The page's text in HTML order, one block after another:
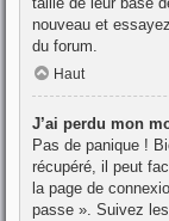
nouveau et
du forum.
Haut
J’ai perdu mon
Pas de panique !
récupéré, il peut
la page de
passe ». Suivez